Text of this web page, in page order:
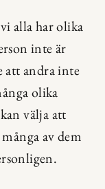
alla har olika
inte är
att andra inte
olika
välja att
av dem